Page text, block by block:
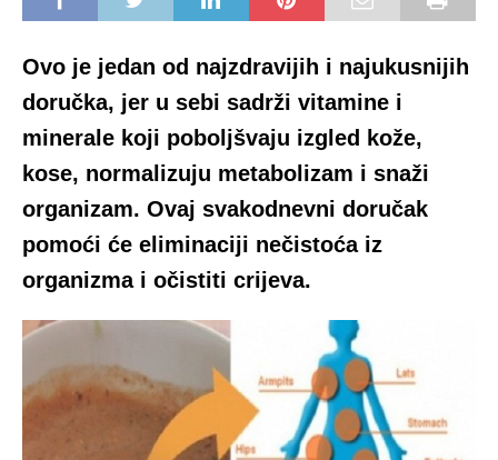
Ovo je jedan od najzdravijih i najukusnijih
doručka, jer u sebi sadrži vitamine i
minerale koji poboljšvaju izgled kože,
kose, normalizuju metabolizam i snaži
organizam. Ovaj svakodnevni doručak
pomoći će eliminaciji nečistoća iz
organizma i očistiti crijeva.